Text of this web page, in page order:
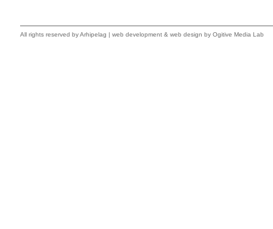
All rights reserved byArhipelag | web development & web design by Ogitive Media Lab